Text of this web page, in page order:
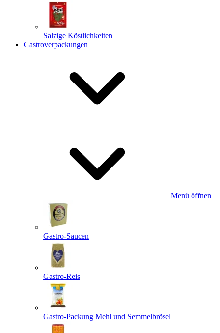
Salzige Köstlichkeiten
Gastroverpackungen
Menü öffnen
Gastro-Saucen
Gastro-Reis
Gastro-Packung Mehl und Semmelbrösel